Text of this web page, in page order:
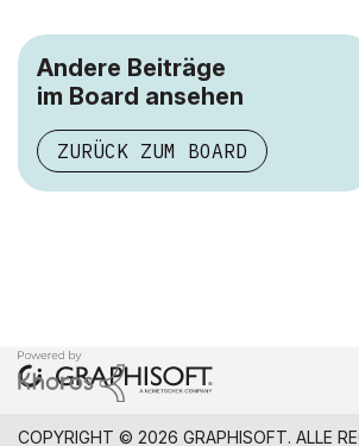
Andere Beiträge
im Board ansehen
ZURÜCK ZUM BOARD
COPYRIGHT © 2026 GRAPHISOFT. ALLE